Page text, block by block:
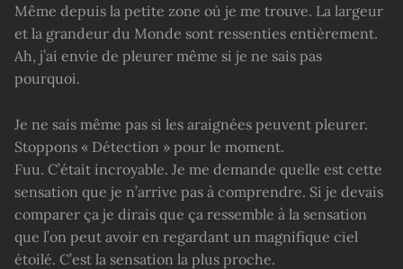
Même depuis la petite zone où je me trouve. La largeur
et la grandeur du Monde sont ressenties entièrement.
Ah, j’ai envie de pleurer même si je ne sais pas
pourquoi.
Je ne sais même pas si les araignées peuvent pleurer.
Stoppons « Détection » pour le moment.
Fuu. C’était incroyable. Je me demande quelle est cette
sensation que je n’arrive pas à comprendre. Si je devais
comparer ça je dirais que ça ressemble à la sensation
que l’on peut avoir en regardant un magnifique ciel
étoilé. C’est la sensation la plus proche.